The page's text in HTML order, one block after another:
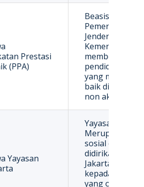
Prestasi
(PPA)
Beasiswa
Pemerintah
Jenderal
Kementerian
memberikan
pendidikan
yang
baik di bidang
non akademik.
Yayasan
Yayasan
Merupakan
sosial di
didirikan oleh
Jakarta yang
kepada
yang orang